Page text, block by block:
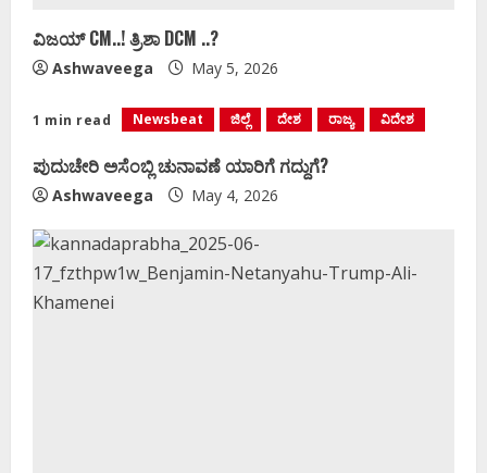
ವಿಜಯ್‌ CM..! ತ್ರಿಶಾ DCM ..?
Ashwaveega May 5, 2026
1 min read Newsbeat ಜಿಲ್ಲೆ ದೇಶ ರಾಜ್ಯ ವಿದೇಶ
ಪುದುಚೇರಿ ಅಸೆಂಬ್ಲಿ ಚುನಾವಣೆ ಯಾರಿಗೆ ಗದ್ದುಗೆ?
Ashwaveega May 4, 2026